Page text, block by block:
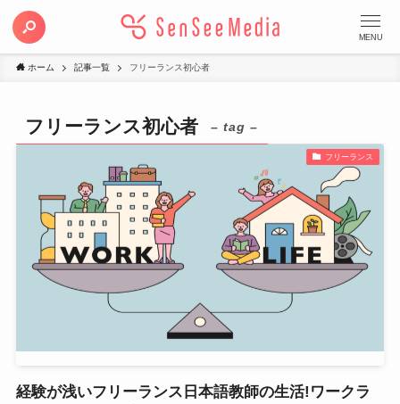
MENU
ホーム 記事一覧 フリーランス初心者
フリーランス初心者 – tag –
フリーランス
経験が浅いフリーランス日本語教師の生活!ワークラ